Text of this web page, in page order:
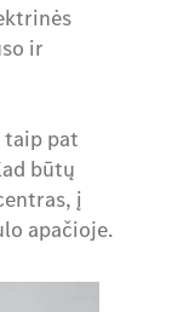
ir
pat
būtų
į
apačioje.